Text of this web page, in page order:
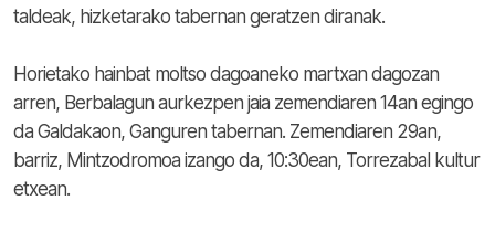
taldeak, hizketarako tabernan geratzen diranak.
Horietako hainbat moltso dagoaneko martxan dagozan
arren, Berbalagun aurkezpen jaia zemendiaren 14an egingo
da Galdakaon, Ganguren tabernan. Zemendiaren 29an,
barriz, Mintzodromoa izango da, 10:30ean, Torrezabal kultur
etxean.